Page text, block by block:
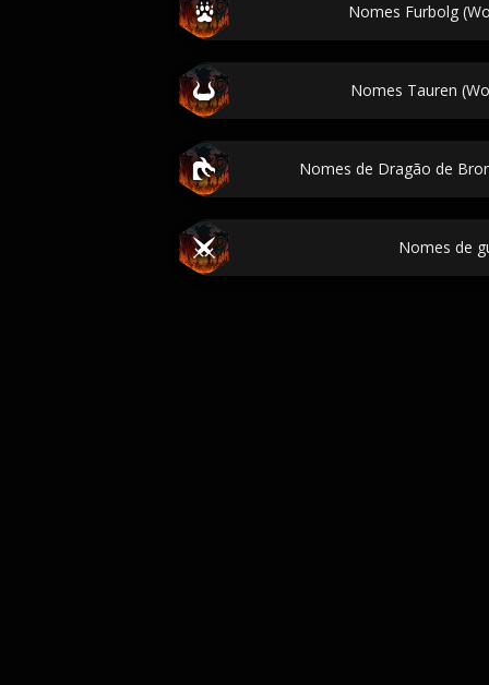
Nomes Furbolg
Nomes Tauren
Nomes de Dragão de
Nomes de